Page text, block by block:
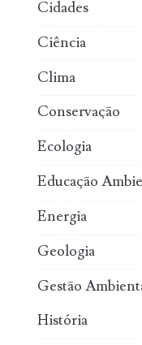
Cidades
Ciência
Clima
Conservação
Ecologia
Educação
Energia
Geologia
Gestão
História